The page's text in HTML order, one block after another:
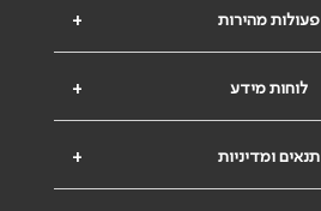
+ פעולות מהירות
+ לוחות מידע
+ תנאים ומדיניות